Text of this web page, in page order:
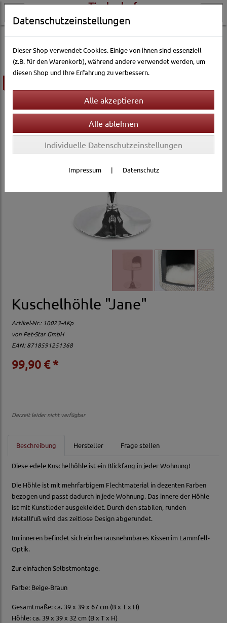
Katzenwelt Katzenbetten & Katzenkörbe Häuser & Höhlen
Kuschelhöhle "Jane"
Artikel-Nr.: 10023-AKp
von Pet-Star GmbH
EAN: 8718591251368
99,90 € *
Derzeit leider nicht verfügbar
Beschreibung Hersteller Frage stellen
Diese edele Kuschelhöhle ist ein Blickfang in jeder Wohnung!
Die Höhle ist mit mehrfarbigem Flechtmaterial in dezenten Farben
bezogen und passt dadurch in jede Wohnung. Das innere der Höhle
ist mit Kunstleder ausgekleidet. Durch den stabilen, runden
Metallfuß wird das zeitlose Design abgerundet.
Im inneren befindet sich ein herrausnehmbares Kissen im Lammfell-
Optik.
Zur einfachen Selbstmontage.
Farbe: Beige-Braun
Gesamtmaße: ca. 39 x 39 x 67 cm (B x T x H)
Höhle: ca. 39 x 39 x 32 cm (B x T x H)
Datenschutzeinstellungen
Dieser Shop verwendet Cookies. Einige von ihnen sind essenziell
(z.B. für den Warenkorb), während andere verwendet werden, um
diesen Shop und Ihre Erfahrung zu verbessern.
Individuelle Datenschutzeinstellungen
Impressum | Datenschutz